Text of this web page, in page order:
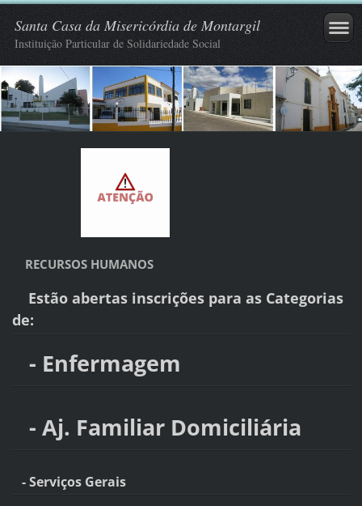
Santa Casa da Misericórdia de Montargil
Instituição Particular de Solidariedade Social
RECURSOS HUMANOS
Estão abertas inscrições para as Categorias
de:
- Enfermagem
- Aj. Familiar Domiciliária
- Serviços Gerais